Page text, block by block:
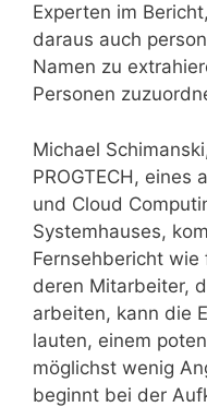
Experten im
daraus auch
Namen zu
Personen
Michael
PROGTECH, eines
und Cloud
Systemhauses,
Fernsehbericht wie
deren Mitarbeiter,
arbeiten, kann die
lauten, einem
möglichst wenig
beginnt bei der